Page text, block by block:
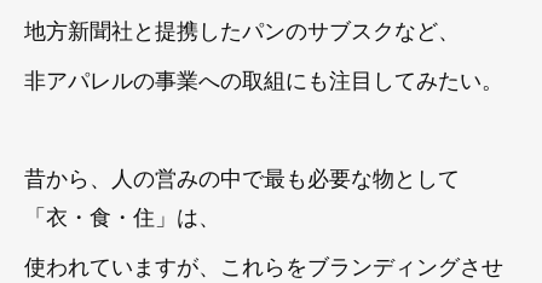
地方新聞社と提携したパンのサブスクなど、
非アパレルの事業への取組にも注目してみたい。
昔から、人の営みの中で最も必要な物として
「衣・食・住」は、
使われていますが、これらをブランディングさせ